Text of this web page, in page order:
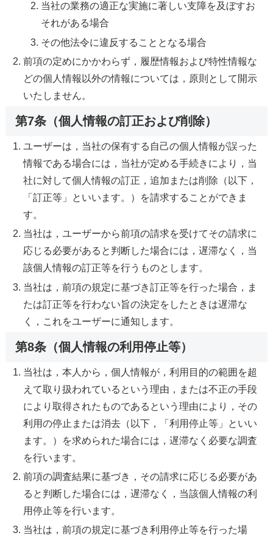
当社の業務の適正な実施に著しい支障を及ぼすお
それがある場合
その他法令に違反することとなる場合
前項の定めにかかわらず，履歴情報および特性情報な
どの個人情報以外の情報については，原則として開示
いたしません。
第7条（個人情報の訂正および削除）
ユーザーは，当社の保有する自己の個人情報が誤った
情報である場合には，当社が定める手続きにより，当
社に対して個人情報の訂正，追加または削除（以下，
「訂正等」といいます。）を請求することができま
す。
当社は，ユーザーから前項の請求を受けてその請求に
応じる必要があると判断した場合には，遅滞なく，当
該個人情報の訂正等を行うものとします。
当社は，前項の規定に基づき訂正等を行った場合，ま
たは訂正等を行わない旨の決定をしたときは遅滞な
く，これをユーザーに通知します。
第8条（個人情報の利用停止等）
当社は，本人から，個人情報が，利用目的の範囲を超
えて取り扱われているという理由，または不正の手段
により取得されたものであるという理由により，その
利用の停止または消去（以下，「利用停止等」といい
ます。）を求められた場合には，遅滞なく必要な調査
を行います。
前項の調査結果に基づき，その請求に応じる必要があ
ると判断した場合には，遅滞なく，当該個人情報の利
用停止等を行います。
当社は，前項の規定に基づき利用停止等を行った場